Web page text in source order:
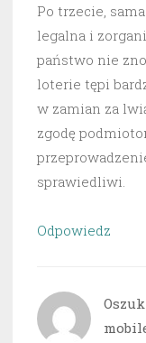
Po trzecie,
legalna i
państwo nie
loterie tępi
w zamian za
zgodę
sprawiedliwi.
Odpowiedz